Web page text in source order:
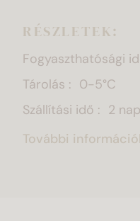
RÉSZLETEK:
Fogyaszthatósági
Tárolás
0-5°C
Szállítási idő
2 nap
További